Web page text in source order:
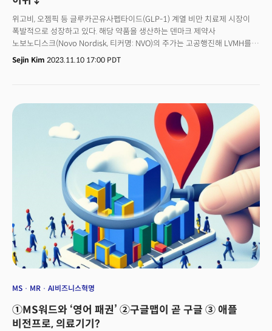
위고비, 오젬픽 등 글루카곤유사펩타이드(GLP-1) 계열 비만 치료제 시장이
폭발적으로 성장하고 있다. 해당 약품을 생산하는 덴마크 제약사
노보노디스크(Novo Nordisk, 티커명: NVO)의 주가는 고공행진해 LVMH를
제치고 유럽에서 가장 가치 있는 기업이 됐다. 대형 제약사 일라이릴리(Eli
Lilly, 티커명: LLY)도 최근 미국 당국으로부터 GLP-1 계열 비만 치료제를
기업들의 실적발표에서는 GLP-1 비만 치료제 관련 질문이 쏟아졌다. 이들의
방어 전략은 크게 3가지다. 비만 치료제와 F&B 상관관계가 적은 점을
강조하며, 자체적으로 건강한 제품을 늘리고 모임 수요로 매출을 높이겠다는
Sejin Kim 2023.11.10 17:00 PDT
MS MR AI비즈니스혁명
①MS워드와 ‘영어 패권’ ②구글맵이 곧 구글 ③ 애플
비전프로, 의료기기?